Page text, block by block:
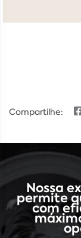
Compartilhe:
Nossa
permite
com